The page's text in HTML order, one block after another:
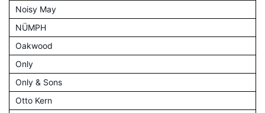
Noisy May
NÜMPH
Oakwood
Only
Only & Sons
Otto Kern